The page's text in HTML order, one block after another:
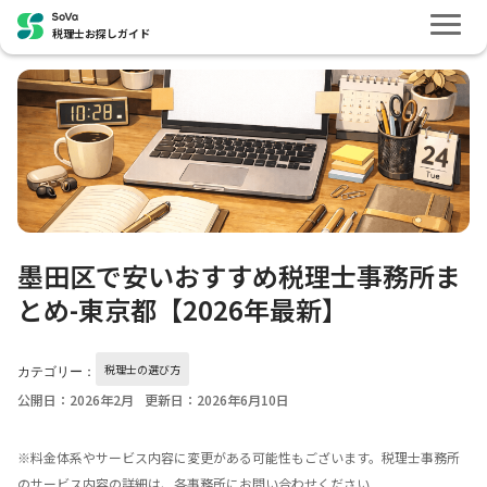
税理士お探しガイド
墨田区で安いおすすめ税理士事務所ま
とめ-東京都【2026年最新】
カテゴリー： 税理士の選び方
公開日：2026年2月 更新日：2026年6月10日
※料金体系やサービス内容に変更がある可能性もございます。税理士事務所
のサービス内容の詳細は、各事務所にお問い合わせください